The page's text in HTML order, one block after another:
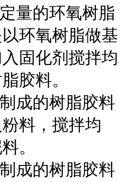
的环氧树脂
环氧树脂做基
固化剂搅拌均
胶料。
的树脂胶料
料，搅拌均
。
的树脂胶料